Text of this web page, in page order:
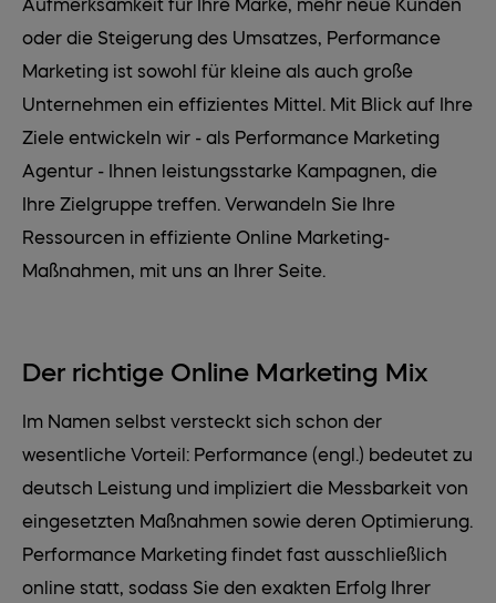
Aufmerksamkeit für Ihre Marke, mehr neue Kunden
oder die Steigerung des Umsatzes, Performance
Marketing ist sowohl für kleine als auch große
Unternehmen ein effizientes Mittel. Mit Blick auf Ihre
Ziele entwickeln wir - als Performance Marketing
Agentur - Ihnen leistungsstarke Kampagnen, die
Ihre Zielgruppe treffen. Verwandeln Sie Ihre
Ressourcen in effiziente Online Marketing-
Maßnahmen, mit uns an Ihrer Seite.
Der richtige Online Marketing Mix
Im Namen selbst versteckt sich schon der
wesentliche Vorteil: Performance (engl.) bedeutet zu
deutsch Leistung und impliziert die Messbarkeit von
eingesetzten Maßnahmen sowie deren Optimierung.
Performance Marketing findet fast ausschließlich
online statt, sodass Sie den exakten Erfolg Ihrer